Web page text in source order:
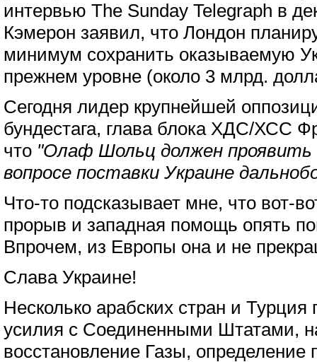
интервью The Sunday Telegraph в
Кэмерон заявил, что Лондон
минимум сохранить оказываемую
прежнем уровне (около 3 млрд.
Сегодня лидер крупнейшей
бундестага, глава блока ХДС/ХСС
что "Олаф Шольц должен
вопросе поставки Украине
Что-то подсказывает мне, что вот-
прорыв и западная помощь опять
Впрочем, из Европы она и не
Слава Украине!
Несколько арабских стран и Турция
усилия с Соединенными Штатами,
восстановление Газы, определение